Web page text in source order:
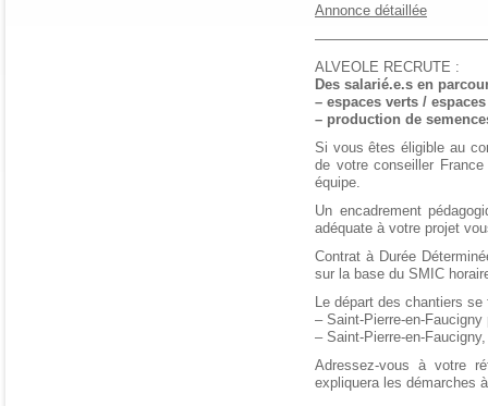
Annonce détaillée
ALVEOLE RECRUTE :
Des salarié.e.s en
– espaces verts /
– production de
Si vous êtes éligible au
de votre conseiller
équipe.
Un encadrement
adéquate à votre projet
Contrat à Durée
sur la base du SMIC
Le départ des chantiers se
– Saint-Pierre-en-
– Saint-Pierre-en-
Adressez-vous à votre
expliquera les démarches